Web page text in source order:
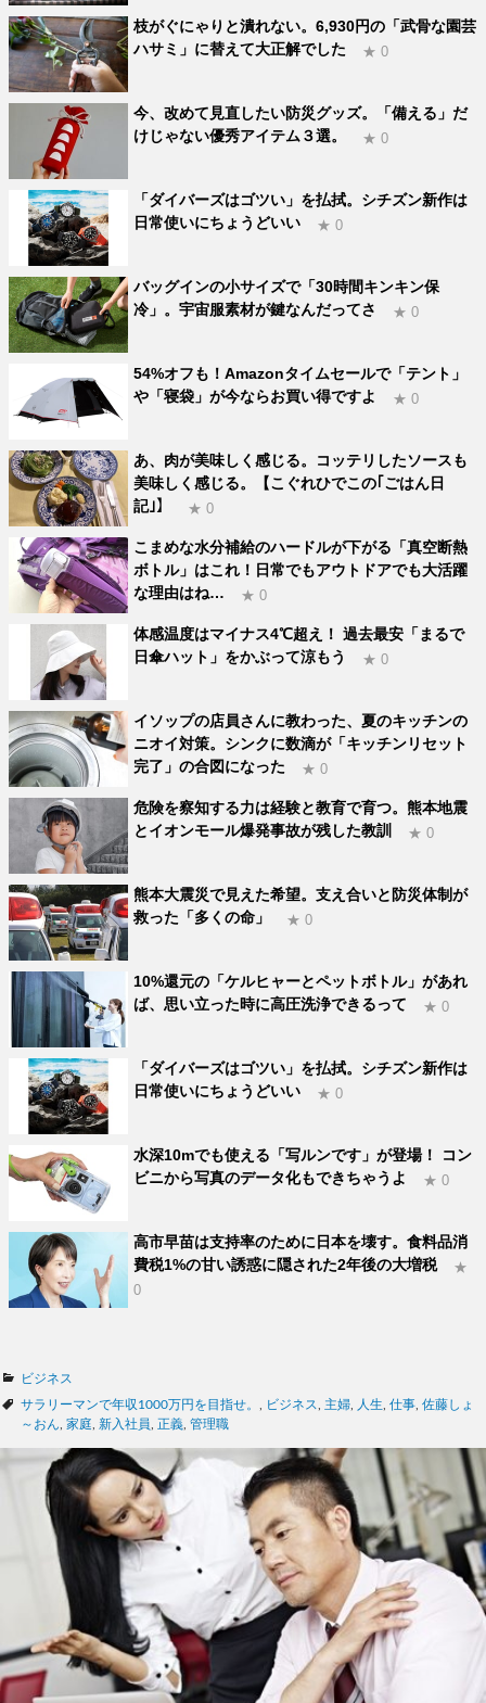
枝がぐにゃりと潰れない。6,930円の「武骨な園芸
ハサミ」に替えて大正解でした
★ 0
今、改めて見直したい防災グッズ。「備える」だ
けじゃない優秀アイテム３選。
★ 0
「ダイバーズはゴツい」を払拭。シチズン新作は
日常使いにちょうどいい
★ 0
バッグインの小サイズで「30時間キンキン保
冷」。宇宙服素材が鍵なんだってさ
★ 0
54%オフも！Amazonタイムセールで「テント」
や「寝袋」が今ならお買い得ですよ
★ 0
あ、肉が美味しく感じる。コッテリしたソースも
美味しく感じる。【こぐれひでこの｢ごはん日
記｣】
★ 0
こまめな水分補給のハードルが下がる「真空断熱
ボトル」はこれ！日常でもアウトドアでも大活躍
な理由はね…
★ 0
体感温度はマイナス4℃超え！ 過去最安「まるで
日傘ハット」をかぶって涼もう
★ 0
イソップの店員さんに教わった、夏のキッチンの
ニオイ対策。シンクに数滴が「キッチンリセット
完了」の合図になった
★ 0
危険を察知する力は経験と教育で育つ。熊本地震
とイオンモール爆発事故が残した教訓
★ 0
熊本大震災で見えた希望。支え合いと防災体制が
救った「多くの命」
★ 0
10%還元の「ケルヒャーとペットボトル」があれ
ば、思い立った時に高圧洗浄できるって
★ 0
「ダイバーズはゴツい」を払拭。シチズン新作は
日常使いにちょうどいい
★ 0
水深10mでも使える「写ルンです」が登場！ コン
ビニから写真のデータ化もできちゃうよ
★ 0
高市早苗は支持率のために日本を壊す。食料品消
費税1%の甘い誘惑に隠された2年後の大増税
★
0
カ
テ
ー
ビジネス
タ
グ
サラリーマンで年収1000万円を目指せ。 ビジネス 主婦 人生 仕事 佐藤しょ
～おん 家庭 新入社員 正義 管理職